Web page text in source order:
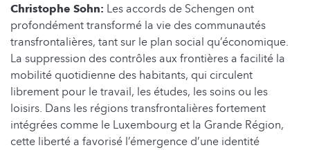
Christophe Sohn: Les accords de Schengen ont
profondément transformé la vie des communautés
transfrontalières, tant sur le plan social qu’économique.
La suppression des contrôles aux frontières a facilité la
mobilité quotidienne des habitants, qui circulent
librement pour le travail, les études, les soins ou les
loisirs. Dans les régions transfrontalières fortement
intégrées comme le Luxembourg et la Grande Région,
cette liberté a favorisé l’émergence d’une identité